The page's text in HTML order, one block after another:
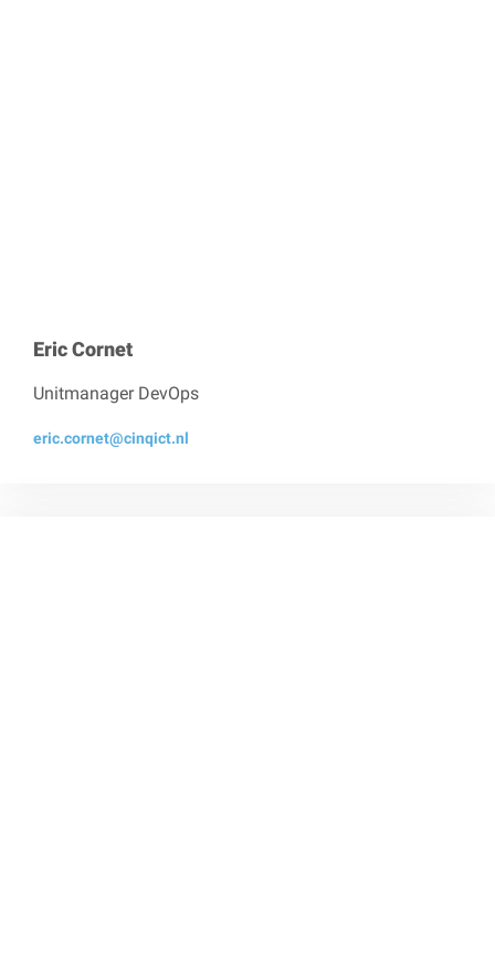
Eric Cornet
Unitmanager DevOps
eric.cornet@cinqict.nl